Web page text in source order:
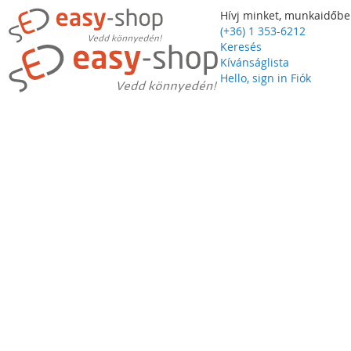
Hívj minket,
(+36) 1 353-6212
Keresés
Kívánságlista
Hello, sign in Fiók